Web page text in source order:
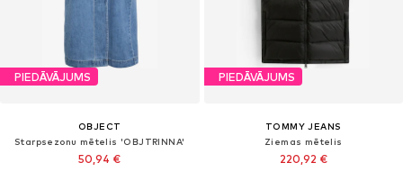
PIEDĀVĀJUMS
OBJECT
Starpsezonu mētelis 'OBJTRINNA'
50,94 €
PIEDĀVĀJUMS
TOMMY JEANS
Ziemas mētelis
220,92 €